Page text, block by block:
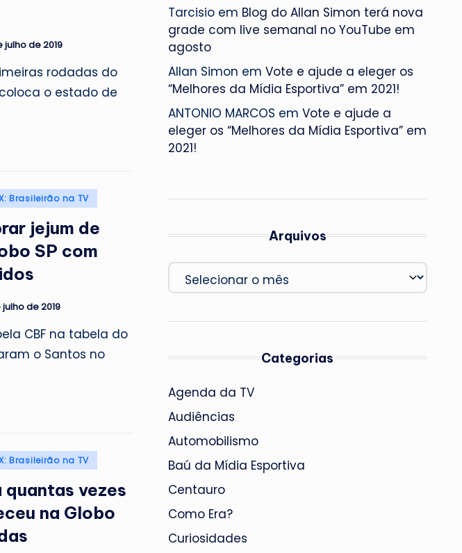
julho de 2019
rodadas do
o estado de
Brasileirão na TV
jejum de
SP com
de 2019
CBF na tabela do
o Santos no
Brasileirão na TV
quantas vezes
na Globo
Tarcisioem Blog do Allan Simon terá nova
grade com live semanal no YouTube em
agosto
Allan Simon em Vote e ajude a eleger os
“Melhores da Mídia Esportiva” em 2021!
ANTONIO MARCOS em Vote e ajude a
eleger os “Melhores da Mídia Esportiva” em
2021!
Arquivos
Arquivos
Categorias
Agenda da TV
Audiências
Automobilismo
Baú da Mídia Esportiva
Centauro
Como Era?
Curiosidades